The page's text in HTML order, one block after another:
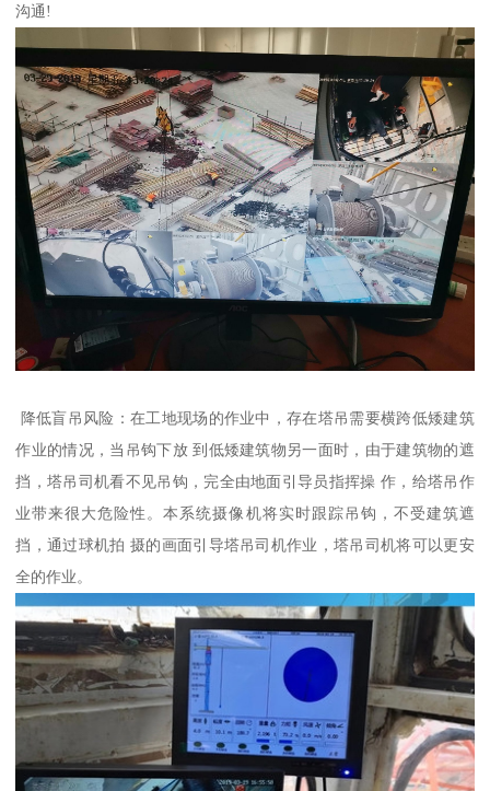
沟通!
降低盲吊风险：在工地现场的作业中，存在塔吊需要横跨低矮建筑
作业的情况，当吊钩下放 到低矮建筑物另一面时，由于建筑物的遮
挡，塔吊司机看不见吊钩，完全由地面引导员指挥操 作，给塔吊作
业带来很大危险性。本系统摄像机将实时跟踪吊钩，不受建筑遮
挡，通过球机拍 摄的画面引导塔吊司机作业，塔吊司机将可以更安
全的作业。